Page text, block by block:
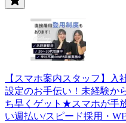
【スマホ案内スタッフ】
設定のお手伝い！未経験か
ち早くゲット★スマホが手
い週払い/スピード採用・